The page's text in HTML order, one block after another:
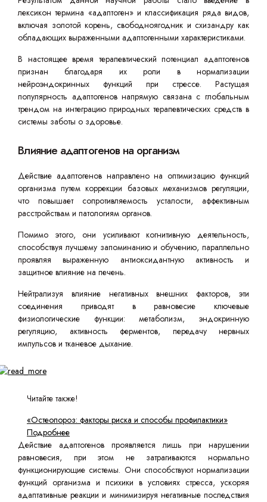
лексикон термина «адаптоген» и классификация ряда видов,
включая золотой корень, свободноягодник и схизандру как
обладающих выраженными адаптогенными характеристиками.
В настоящее время терапевтический потенциал адаптогенов
признан благодаря их роли в нормализации
нейроэндокринных функций при стрессе. Растущая
популярность адаптогенов напрямую связана с глобальным
трендом на интеграцию природных терапевтических средств в
системы заботы о здоровье.
Влияние адаптогенов на организм
Действие адаптогенов направлено на оптимизацию функций
организма путем коррекции базовых механизмов регуляции,
что повышает сопротивляемость усталости, аффективным
расстройствам и патологиям органов.
Помимо этого, они усиливают когнитивную деятельность,
способствуя лучшему запоминанию и обучению, параллельно
проявляя выраженную антиоксидантную активность и
защитное влияние на печень.
Нейтрализуя влияние негативных внешних факторов, эти
соединения приводят в равновесие ключевые
физиологические функции: метаболизм, эндокринную
регуляцию, активность ферментов, передачу нервных
импульсов и тканевое дыхание.
Читайте также!
«Остеопороз: факторы риска и способы профилактики»
Подробнее
Действие адаптогенов проявляется лишь при нарушении
равновесия, при этом не затрагиваются нормально
функционирующие системы. Они способствуют нормализации
функций организма и психики в условиях стресса, ускоряя
адаптативные реакции и минимизируя негативные последствия